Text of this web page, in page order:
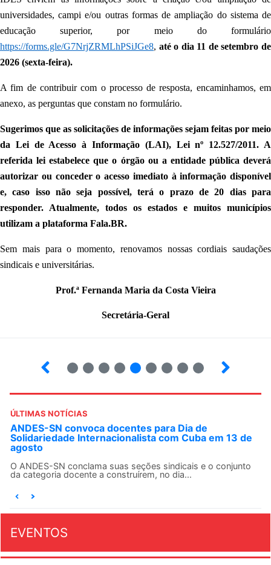
universidades, campi e/ou outras formas de ampliação do sistema de
educação superior, por meio do formulário
https://forms.gle/G7NrjZRMLhPSiJGe8, até o dia 11 de setembro de
2026 (sexta-feira).
A fim de contribuir com o processo de resposta, encaminhamos, em
anexo, as perguntas que constam no formulário.
Sugerimos que as solicitações de informações sejam feitas por meio
da Lei de Acesso à Informação (LAI), Lei nº 12.527/2011. A
referida lei estabelece que o órgão ou a entidade pública deverá
autorizar ou conceder o acesso imediato à informação disponível
e, caso isso não seja possível, terá o prazo de 20 dias para
responder. Atualmente, todos os estados e muitos municípios
utilizam a plataforma Fala.BR.
Sem mais para o momento, renovamos nossas cordiais saudações
sindicais e universitárias.
Prof.ª Fernanda Maria da Costa Vieira
Secretária-Geral
ÚLTIMAS NOTÍCIAS
ANDES-SN convoca docentes para Dia de
Solidariedade Internacionalista com Cuba em 13 de
agosto
O ANDES-SN conclama suas seções sindicais e o conjunto
da categoria docente a construírem, no dia...
EVENTOS